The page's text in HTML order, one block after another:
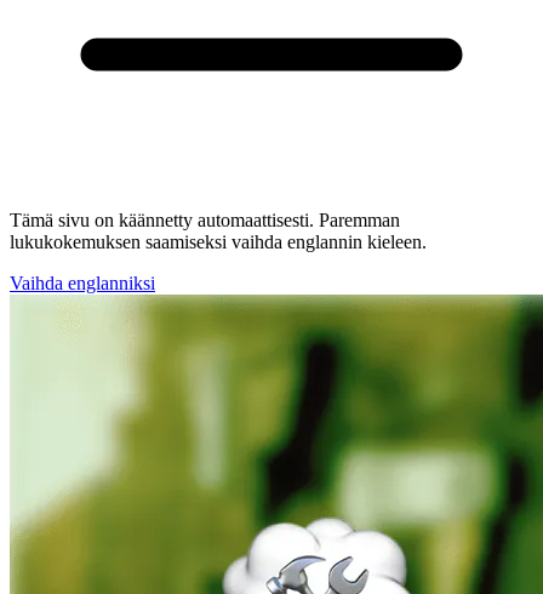
Tämä sivu on käännetty automaattisesti. Paremman
lukukokemuksen saamiseksi vaihda englannin kieleen.
Vaihda englanniksi